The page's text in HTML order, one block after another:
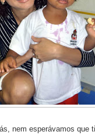
nem esperávamos que